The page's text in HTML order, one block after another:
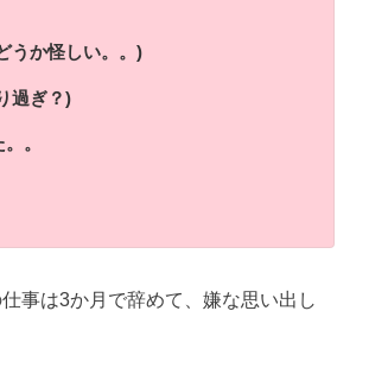
うか怪しい。。)
過ぎ？)
。
事は3か月で辞めて、嫌な思い出し